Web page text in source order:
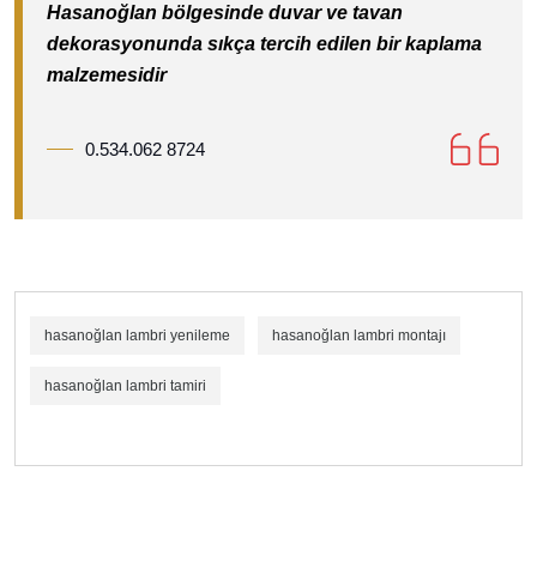
Hasanoğlan bölgesinde duvar ve tavan
dekorasyonunda sıkça tercih edilen bir kaplama
malzemesidir
0.534.062 8724
hasanoğlan lambri yenileme hasanoğlan lambri montajı
hasanoğlan lambri tamiri